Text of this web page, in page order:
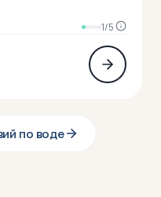
1/5
по воде